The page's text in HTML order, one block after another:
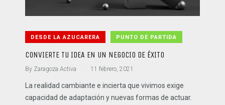
DESDE LA AZUCARERA PUNTO DE PARTIDA
CONVIERTE TU IDEA EN UN NEGOCIO DE ÉXITO
By Zaragoza Activa . 11 febrero, 2021
La realidad cambiante e incierta que vivimos exige
capacidad de adaptación y nuevas formas de actuar.